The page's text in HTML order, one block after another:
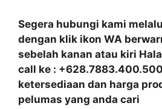
Segera hubungi kami
dengan klik ikon WA
sebelah kanan atau kiri
call ke :
ketersediaan dan harga
pelumas yang anda cari